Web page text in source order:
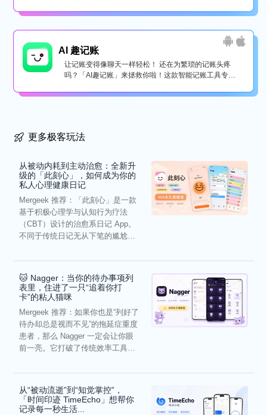
AI 趣记账
让记账变得像聊天一样轻松！ 还在为繁琐的记账头疼
吗？「AI趣记账」来拯救你啦！这款智能记账工具专为
更多极客玩法
从被动内耗到主动治愈：全新升
级的「此刻心」，如何成为你的
私人心理健康日记
Mergeek 推荐：「此刻心」是一款
基于积极心理学与认知行为疗法
（CBT）设计的治愈系日记 App。
不同于传统日记无从下笔的尴尬，
🐱 Nagger：当你的待办事项列
表里，住进了一只“追着你打
卡”的粘人猫咪
Mergeek 推荐：如果你也是“列好了
待办却总是视而不见”的拖延症重度
患者，那么 Nagger 一定会让你眼
前一亮。它打破了传统效率工具冰
从“被动流逝”到“知觉掌控”，
「时间印迹 TimeEcho」想帮你
记录每一秒生活...